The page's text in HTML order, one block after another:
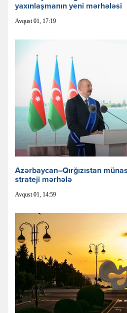
yaxınlaşmanın yeni mərhələsi
Avqust 01, 17:19
Azərbaycan–Qırğızıstan
strateji mərhələ
Avqust 01, 14:59